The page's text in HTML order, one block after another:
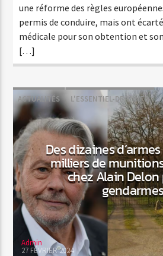
une réforme des règles
permis de conduire, mais ont écarté
médicale pour son obtention et
[…]
ACTUALITÉS L'ESSENTIEL-DE-L'INFO
Des dizaines
milliers de
chez Alain Delon
Admin
27 FÉVRIER 2024